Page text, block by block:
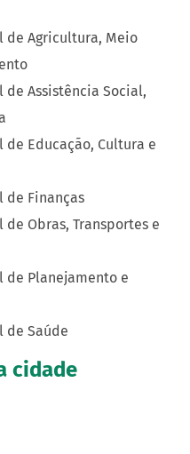
de Agricultura, Meio
Assistência Social,
Educação, Cultura e
de Finanças
Obras, Transportes e
Planejamento e
de Saúde
cidade